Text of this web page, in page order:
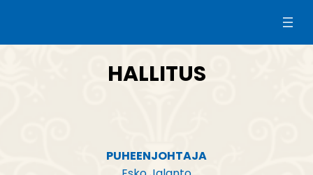
HALLITUS
PUHEENJOHTAJA